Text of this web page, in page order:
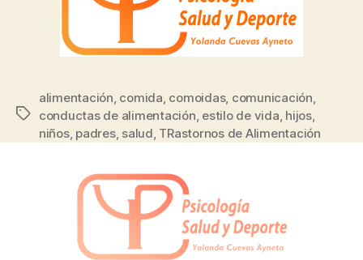
alimentación, comida, comoidas, comunicación,
conductas de alimentación, estilo de vida, hijos,
niños, padres, salud, TRastornos de Alimentación